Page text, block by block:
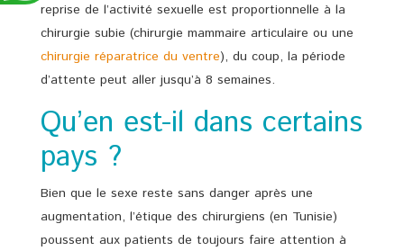
reprise de l’activité sexuelle est proportionnelle à la
chirurgie subie (chirurgie mammaire articulaire ou une
chirurgie réparatrice du ventre), du coup, la période
d’attente peut aller jusqu’à 8 semaines.
Qu’en est-il dans certains
pays ?
Bien que le sexe reste sans danger après une
augmentation, l’étique des chirurgiens (en Tunisie)
poussent aux patients de toujours faire attention à